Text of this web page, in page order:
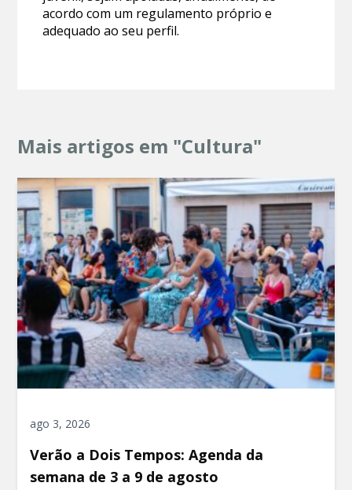
acordo com um regulamento próprio e
adequado ao seu perfil.
Mais artigos em "Cultura"
ago 3, 2026
Verão a Dois Tempos: Agenda da
semana de 3 a 9 de agosto